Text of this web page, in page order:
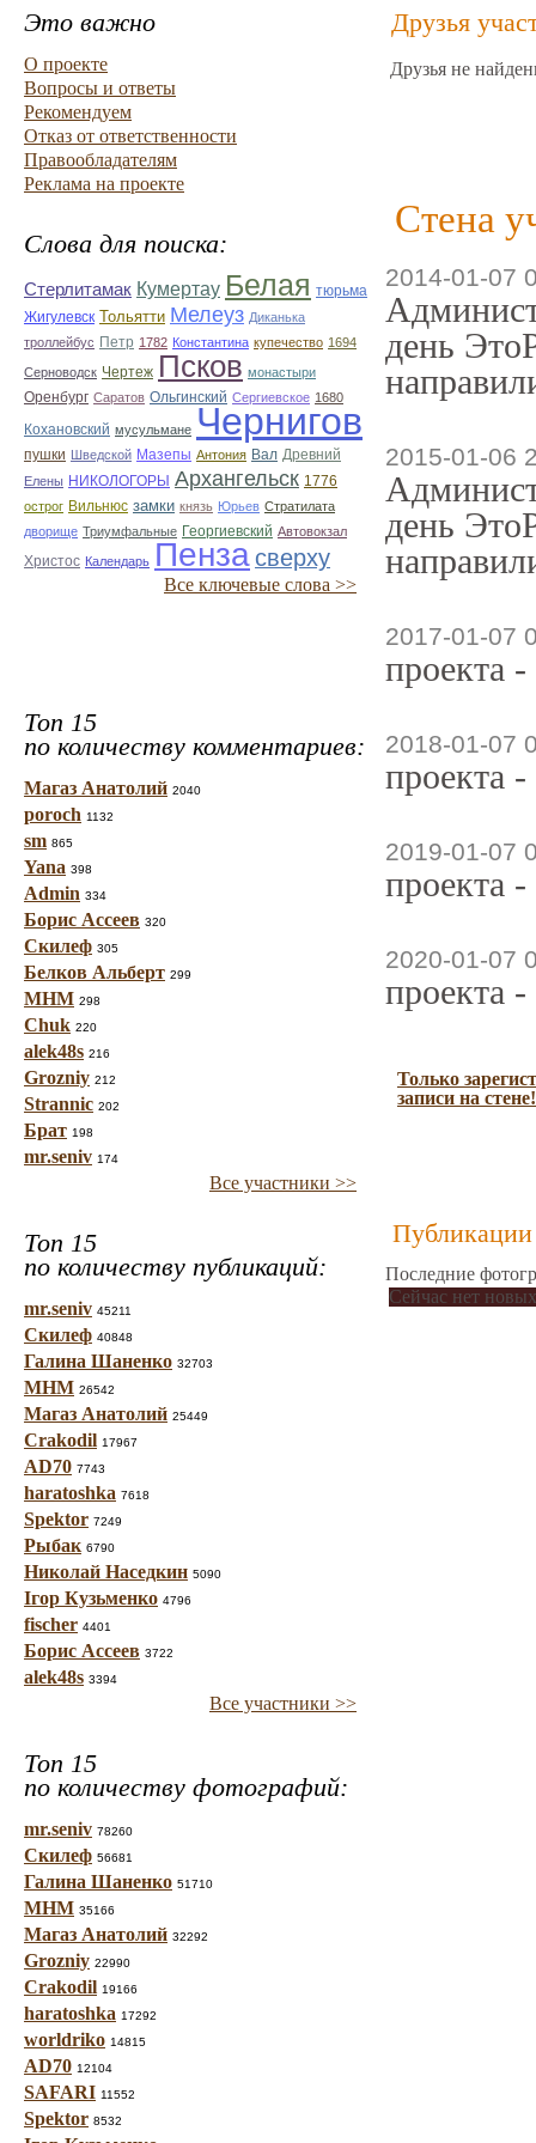
Это важно
О проекте
Вопросы и ответы
Рекомендуем
Отказ от ответственности
Правообладателям
Реклама на проекте
Слова для поиска:
Стерлитамак Кумертау Белая тюрьма
Жигулевск Тольятти Мелеуз Диканька
троллейбус Петр 1782 Константина купечество 1694
Серноводск Чертеж Псков монастыри
Оренбург Саратов Ольгинский Сергиевское 1680
Кохановский мусульмане Чернигов
пушки Шведской Мазепы Антония Вал Древний
Елены НИКОЛОГОРЫ Архангельск 1776
острог Вильнюс замки князь Юрьев Стратилата
дворище Триумфальные Георгиевский Автовокзал
Христос Календарь Пензасверху
Все ключевые слова >>
Топ 15
по количеству комментариев:
Магаз Анатолий 2040
poroch 1132
sm 865
Yana 398
Admin 334
Борис Ассеев 320
Скилеф 305
Белков Альберт 299
МНМ 298
Chuk 220
alek48s 216
Grozniy 212
Strannic 202
Брат 198
mr.seniv 174
Все участники >>
Топ 15
по количеству публикаций:
mr.seniv 45211
Скилеф 40848
Галина Шаненко 32703
МНМ 26542
Магаз Анатолий 25449
Crakodil 17967
AD70 7743
haratoshka 7618
Spektor 7249
Рыбак 6790
Николай Наседкин 5090
Ігор Кузьменко 4796
fischer 4401
Борис Ассеев 3722
alek48s 3394
Все участники >>
Топ 15
по количеству фотографий:
mr.seniv 78260
Скилеф 56681
Галина Шаненко 51710
МНМ 35166
Магаз Анатолий 32292
Grozniy 22990
Crakodil 19166
haratoshka 17292
worldriko 14815
AD70 12104
SAFARI 11552
Spektor 8532
Друзья
Друзья не
Стена
2014-01-07
день
2015-01-06
день
2017-01-07
проекта
2018-01-07
проекта
2019-01-07
проекта
2020-01-07
проекта
Только
записи на стене!
Публикации
Последние
Сейчас нет